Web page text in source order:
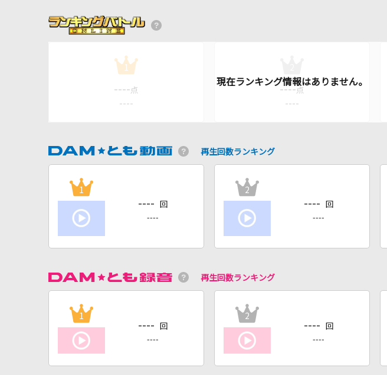
1
---- 点
----
---- 点
----
再生回数ランキング
1
---- 回
----
2
---- 回
----
再生回数ランキング
1
---- 回
----
2
---- 回
----